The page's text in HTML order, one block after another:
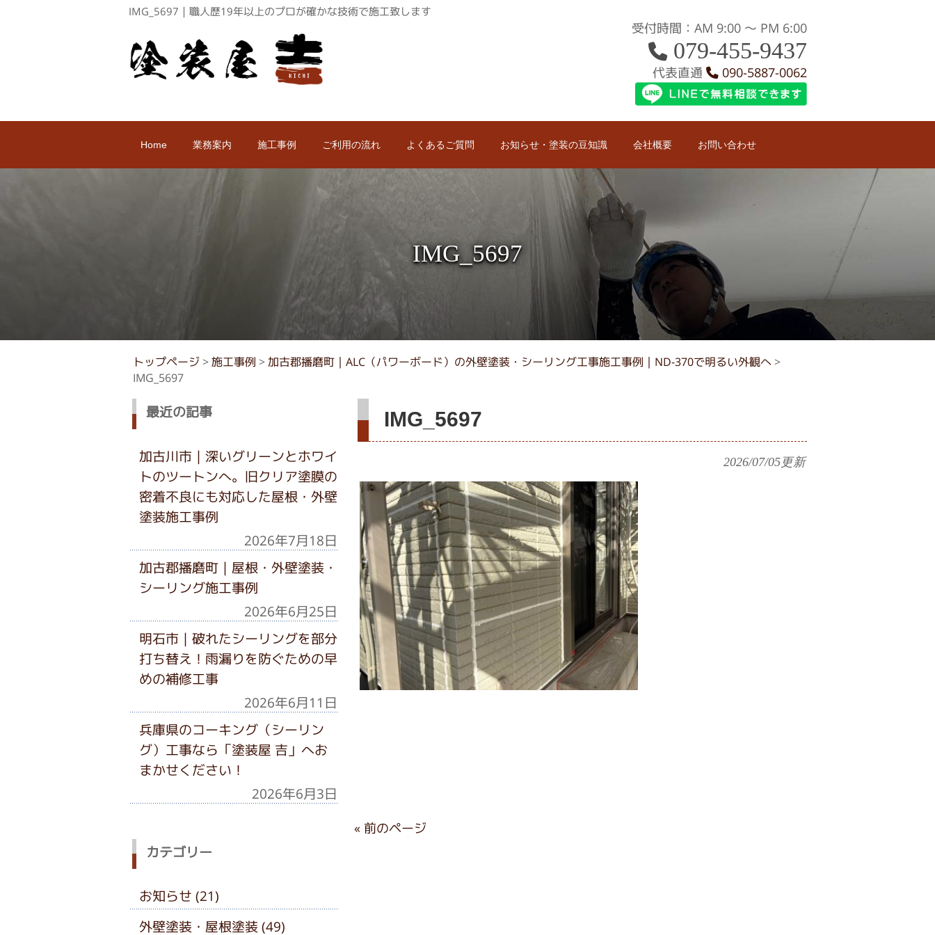
IMG_5697｜職人歴19年以上のプロが確かな技術で施工致します
受付時間：AM 9:00 〜 PM 6:00
079-455-9437
代表直通 090-5887-0062
Home 業務案内 施工事例 ご利用の流れ よくあるご質問 お知らせ・塗装の豆知識 会社概要 お問い合わせ
IMG_5697
トップページ> 施工事例 > 加古郡播磨町｜ALC（パワーボード）の外壁塗装・シーリング工事施工事例｜ND-370で明るい外観へ>
IMG_5697
IMG_5697
2026/07/05更新
« 前のページ
最近の記事
加古川市｜深いグリーンとホワイ
トのツートンへ。旧クリア塗膜の
密着不良にも対応した屋根・外壁
塗装施工事例
2026年7月18日
加古郡播磨町｜屋根・外壁塗装・
シーリング施工事例
2026年6月25日
明石市｜破れたシーリングを部分
打ち替え！雨漏りを防ぐための早
めの補修工事
2026年6月11日
兵庫県のコーキング（シーリン
グ）工事なら「塗装屋 吉」へお
まかせください！
2026年6月3日
カテゴリー
お知らせ (21)
外壁塗装・屋根塗装 (49)